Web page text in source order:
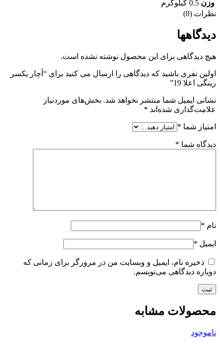
وزن 0.5 کیلوگرم
نظرات (0)
دیدگاهها
هیچ دیدگاهی برای این محصول نوشته نشده است.
اولین نفری باشید که دیدگاهی را ارسال می کنید برای “آچار یکسر
رینگی اعلا 19”
نشانی ایمیل شما منتشر نخواهد شد. بخش‌های موردنیاز
علامت‌گذاری شده‌اند *
امتیاز شما *
دیدگاه شما *
نام *
ایمیل *
ذخیره نام، ایمیل و وبسایت من در مرورگر برای زمانی که
دوباره دیدگاهی می‌نویسم.
محصولات مشابه
ناموجود